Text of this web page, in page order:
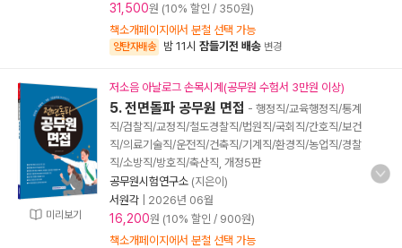
31,500원 (10% 할인 / 350원)
책소개페이지에서 분철 선택 가능
양탄자배송 밤 11시 잠들기전 배송 변경
미리보기
저소음 아날로그 손목시계(공무원 수험서 3만원 이상)
5. 전면돌파 공무원 면접 - 행정직/교육행정직/통계
직/검찰직/교정직/철도경찰직/법원직/국회직/간호직/보건
직/의료기술직/운전직/건축직/기계직/환경직/농업직/경찰
직/소방직/방호직/축산직, 개정5판
공무원시험연구소 (지은이)
서원각
2026년 06월
16,200원 (10% 할인 / 900원)
책소개페이지에서 분철 선택 가능